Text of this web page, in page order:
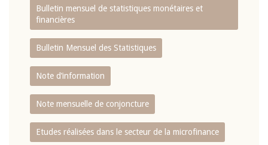
Bulletin mensuel de statistiques monétaires et
financières
Bulletin Mensuel des Statistiques
Note d’information
Note mensuelle de conjoncture
Etudes réalisées dans le secteur de la microfinance